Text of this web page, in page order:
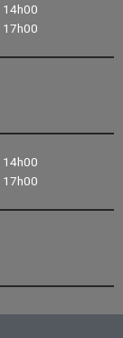
14h00
17h00
14h00
17h00